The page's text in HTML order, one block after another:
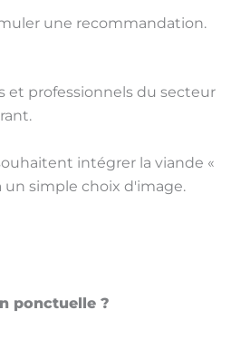
une recommandation.
et professionnels du secteur
intégrer la viande «
un simple choix d'image.
ponctuelle ?